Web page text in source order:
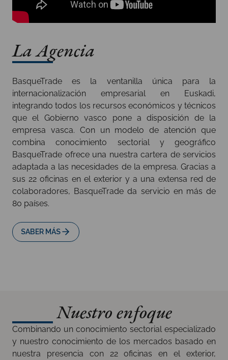
La Agencia
BasqueTrade es la ventanilla única para la
internacionalización empresarial en Euskadi,
integrando todos los recursos económicos y técnicos
que el Gobierno vasco pone a disposición de la
empresa vasca. Con un modelo de atención que
combina conocimiento sectorial y geográfico
BasqueTrade ofrece una nuestra cartera de servicios
adaptada a las necesidades de la empresa. Gracias a
sus 22 oficinas en el exterior y a una extensa red de
colaboradores, BasqueTrade da servicio en más de
80 países.
SABER MÁS
Nuestro enfoque
Combinando un conocimiento sectorial especializado
y nuestro conocimiento de los mercados basado en
nuestra presencia con 22 oficinas en el exterior,